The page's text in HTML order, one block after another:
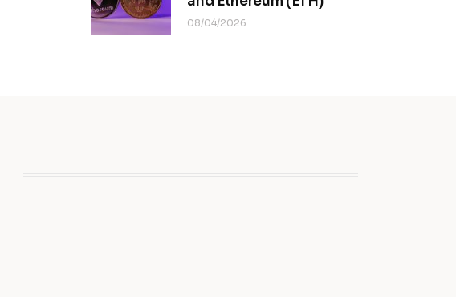
08/04/2026